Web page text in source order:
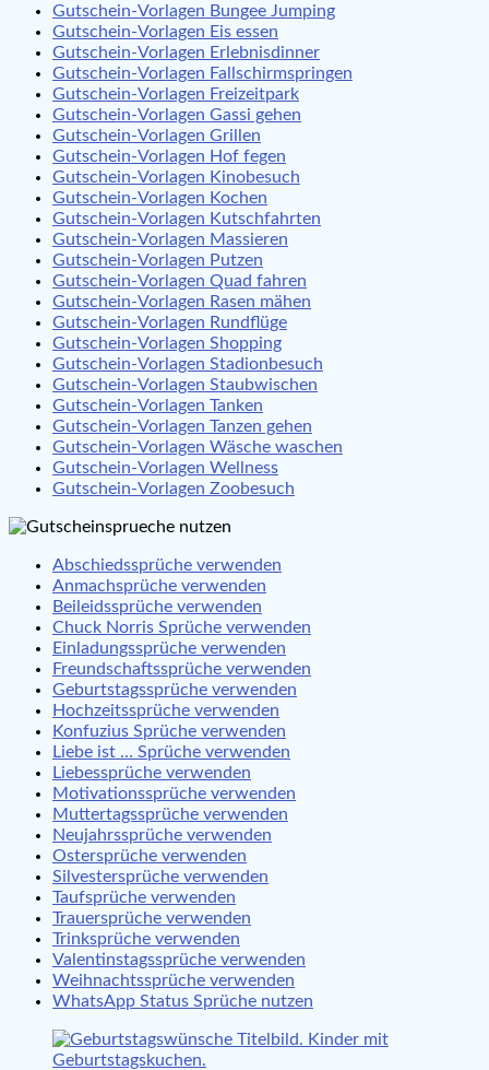
Gutschein-Vorlagen Bungee Jumping
Gutschein-Vorlagen Eis essen
Gutschein-Vorlagen Erlebnisdinner
Gutschein-Vorlagen Fallschirmspringen
Gutschein-Vorlagen Freizeitpark
Gutschein-Vorlagen Gassi gehen
Gutschein-Vorlagen Grillen
Gutschein-Vorlagen Hof fegen
Gutschein-Vorlagen Kinobesuch
Gutschein-Vorlagen Kochen
Gutschein-Vorlagen Kutschfahrten
Gutschein-Vorlagen Massieren
Gutschein-Vorlagen Putzen
Gutschein-Vorlagen Quad fahren
Gutschein-Vorlagen Rasen mähen
Gutschein-Vorlagen Rundflüge
Gutschein-Vorlagen Shopping
Gutschein-Vorlagen Stadionbesuch
Gutschein-Vorlagen Staubwischen
Gutschein-Vorlagen Tanken
Gutschein-Vorlagen Tanzen gehen
Gutschein-Vorlagen Wäsche waschen
Gutschein-Vorlagen Wellness
Gutschein-Vorlagen Zoobesuch
Abschiedssprüche verwenden
Anmachsprüche verwenden
Beileidssprüche verwenden
Chuck Norris Sprüche verwenden
Einladungssprüche verwenden
Freundschaftssprüche verwenden
Geburtstagssprüche verwenden
Hochzeitssprüche verwenden
Konfuzius Sprüche verwenden
Liebe ist … Sprüche verwenden
Liebessprüche verwenden
Motivationssprüche verwenden
Muttertagssprüche verwenden
Neujahrssprüche verwenden
Ostersprüche verwenden
Silvestersprüche verwenden
Taufsprüche verwenden
Trauersprüche verwenden
Trinksprüche verwenden
Valentinstagssprüche verwenden
Weihnachtssprüche verwenden
WhatsApp Status Sprüche nutzen